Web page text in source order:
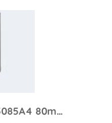
Leitz raccoglitore 10105085A4 80mm plastica grigio